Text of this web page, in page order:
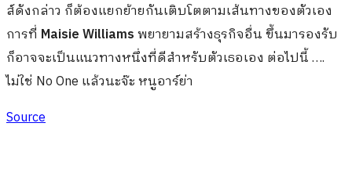
ส์ดังกล่าว ก็ต้องแยกย้ายกันเติบโตตามเส้นทางของตัวเอง
การที่ Maisie Williamsพยายามสร้างธุรกิจอื่น ขึ้นมารองรับ
ก็อาจจะเป็นแนวทางหนึ่งที่ดีสำหรับตัวเธอเอง ต่อไปนี้ ….
ไม่ใช่ No One แล้วนะจ๊ะ หนูอาร์ย่า
Source